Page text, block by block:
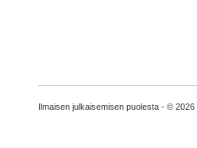
Ilmaisen julkaisemisen puolesta - © 2026